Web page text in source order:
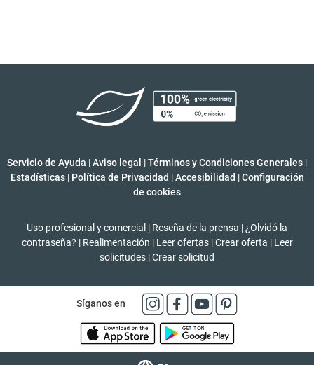
Servicio de Ayuda |Aviso legal |Términos y Condiciones Generales |
Estadísticas | Política de Privacidad | Accesibilidad | Configuración
de cookies
Uso profesional y comercial | Reseña de la prensa | ¿Olvidó la
contraseña? | Realimentación | Leer ofertas | Crear oferta | Leer
solicitudes |Crear solicitud
Síganos en